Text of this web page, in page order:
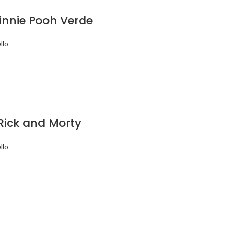
Pooh Verde
and Morty